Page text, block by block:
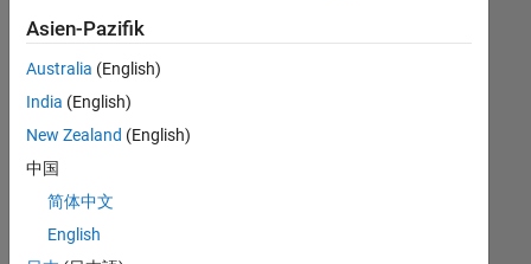
noch
keine
offenen
Stellen
können,
die
Ihren
Asien-Pazifik
Australia (English)
India (English)
New Zealand (English)
中国
简体中文
English